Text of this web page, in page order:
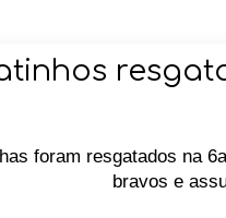
foram resgatados na
bravos e